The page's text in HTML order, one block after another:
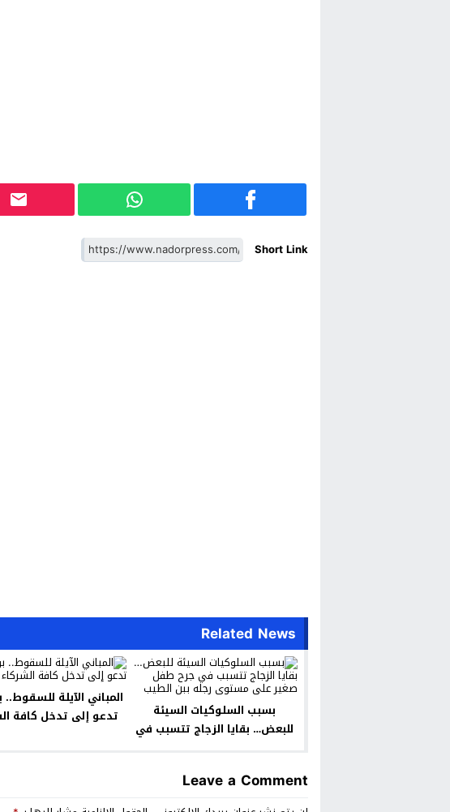
Short Link
Related News
بسبب السلوكيات السيئة
للبعض… بقايا الزجاج تتسبب في
المباني الآيلة
تدعو إلى تدخل كافة
Leave a Comment